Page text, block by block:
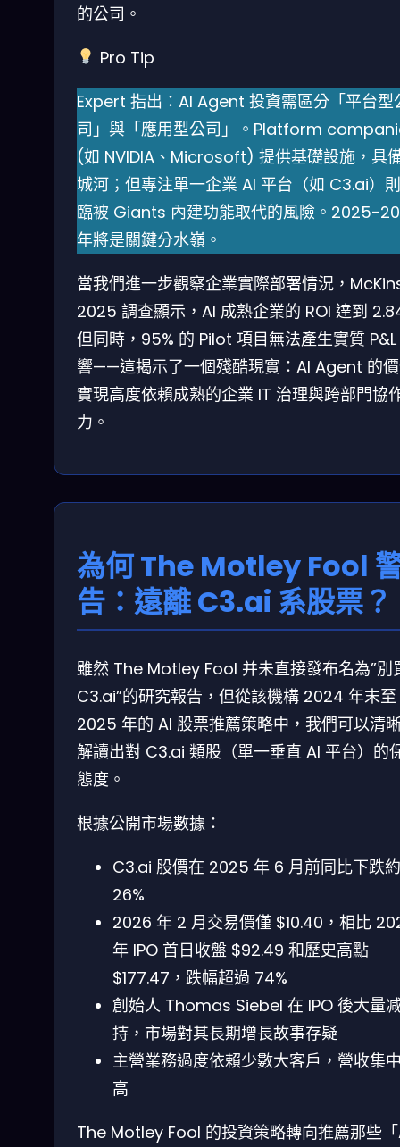
的公司。
Pro Tip
Expert 指出：AI Agent 投資需區分「平台型
司」與「應用型公司」。Platform
(如 NVIDIA、Microsoft) 提供基礎設施，具
城河；但專注單一企業 AI 平台（如 C3.ai）
臨被 Giants 內建功能取代的風險。2025-
年將是關鍵分水嶺。
當我們進一步觀察企業實際部署情況，
2025 調查顯示，AI 成熟企業的 ROI 達到
但同時，95% 的 Pilot 項目無法產生實質
響——這揭示了一個殘酷現實：AI Agent 的
實現高度依賴成熟的企業 IT 治理與跨部門協
力。
為何 The Motley Fool
告：遠離 C3.ai 系股票？
雖然 The Motley Fool 并未直接發布名為”別
C3.ai”的研究報告，但從該機構 2024 年末至
2025 年的 AI 股票推薦策略中，我們可以清
解讀出對 C3.ai 類股（單一垂直 AI 平台）的
態度。
根據公開市場數據：
C3.ai 股價在 2025 年 6 月前同比下跌約
26%
2026 年 2 月交易價僅 $10.40，相比
年 IPO 首日收盤 $92.49 和歷史高點
$177.47，跌幅超過 74%
創始人 Thomas Siebel 在 IPO 後大量
持，市場對其長期增長故事存疑
主營業務過度依賴少數大客戶，營收集
高
The Motley Fool 的投資策略轉向推薦那些